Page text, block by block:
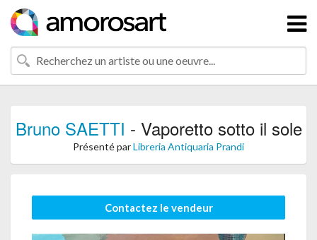
Bruno SAETTI - Vaporetto sotto il sole
Présenté parLibreria Antiquaria Prandi
Contactez le vendeur